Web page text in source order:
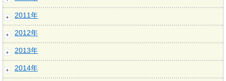
2011年
2012年
2013年
2014年